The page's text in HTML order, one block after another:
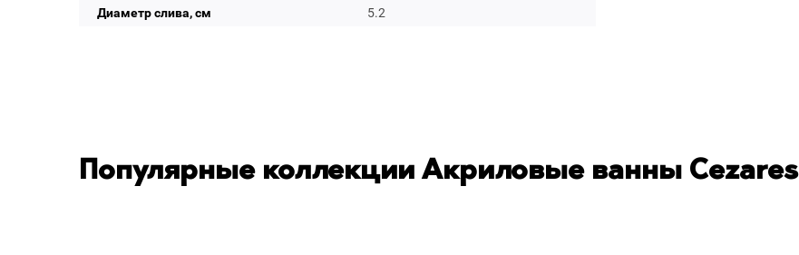
Диаметр слива, см
5.2
Популярные коллекции Акриловые ванны Cezares